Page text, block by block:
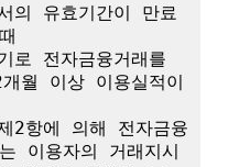
의 유효기간이 만료
전자금융거래를
월 이상 이용실적이
항에 의해 전자금융
이용자의 거래지시